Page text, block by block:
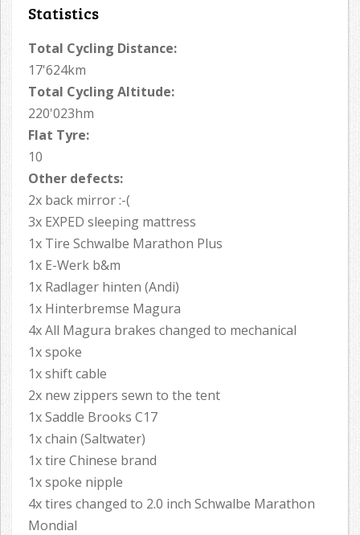
Statistics
Total Cycling Distance:
17'624km
Total Cycling Altitude:
220'023hm
Flat Tyre:
10
Other defects:
2x back mirror :-(
3x EXPED sleeping mattress
1x Tire Schwalbe Marathon Plus
1x E-Werk b&m
1x Radlager hinten (Andi)
1x Hinterbremse Magura
4x All Magura brakes changed to mechanical
1x spoke
1x shift cable
2x new zippers sewn to the tent
1x Saddle Brooks C17
1x chain (Saltwater)
1x tire Chinese brand
1x spoke nipple
4x tires changed to 2.0 inch Schwalbe Marathon
Mondial